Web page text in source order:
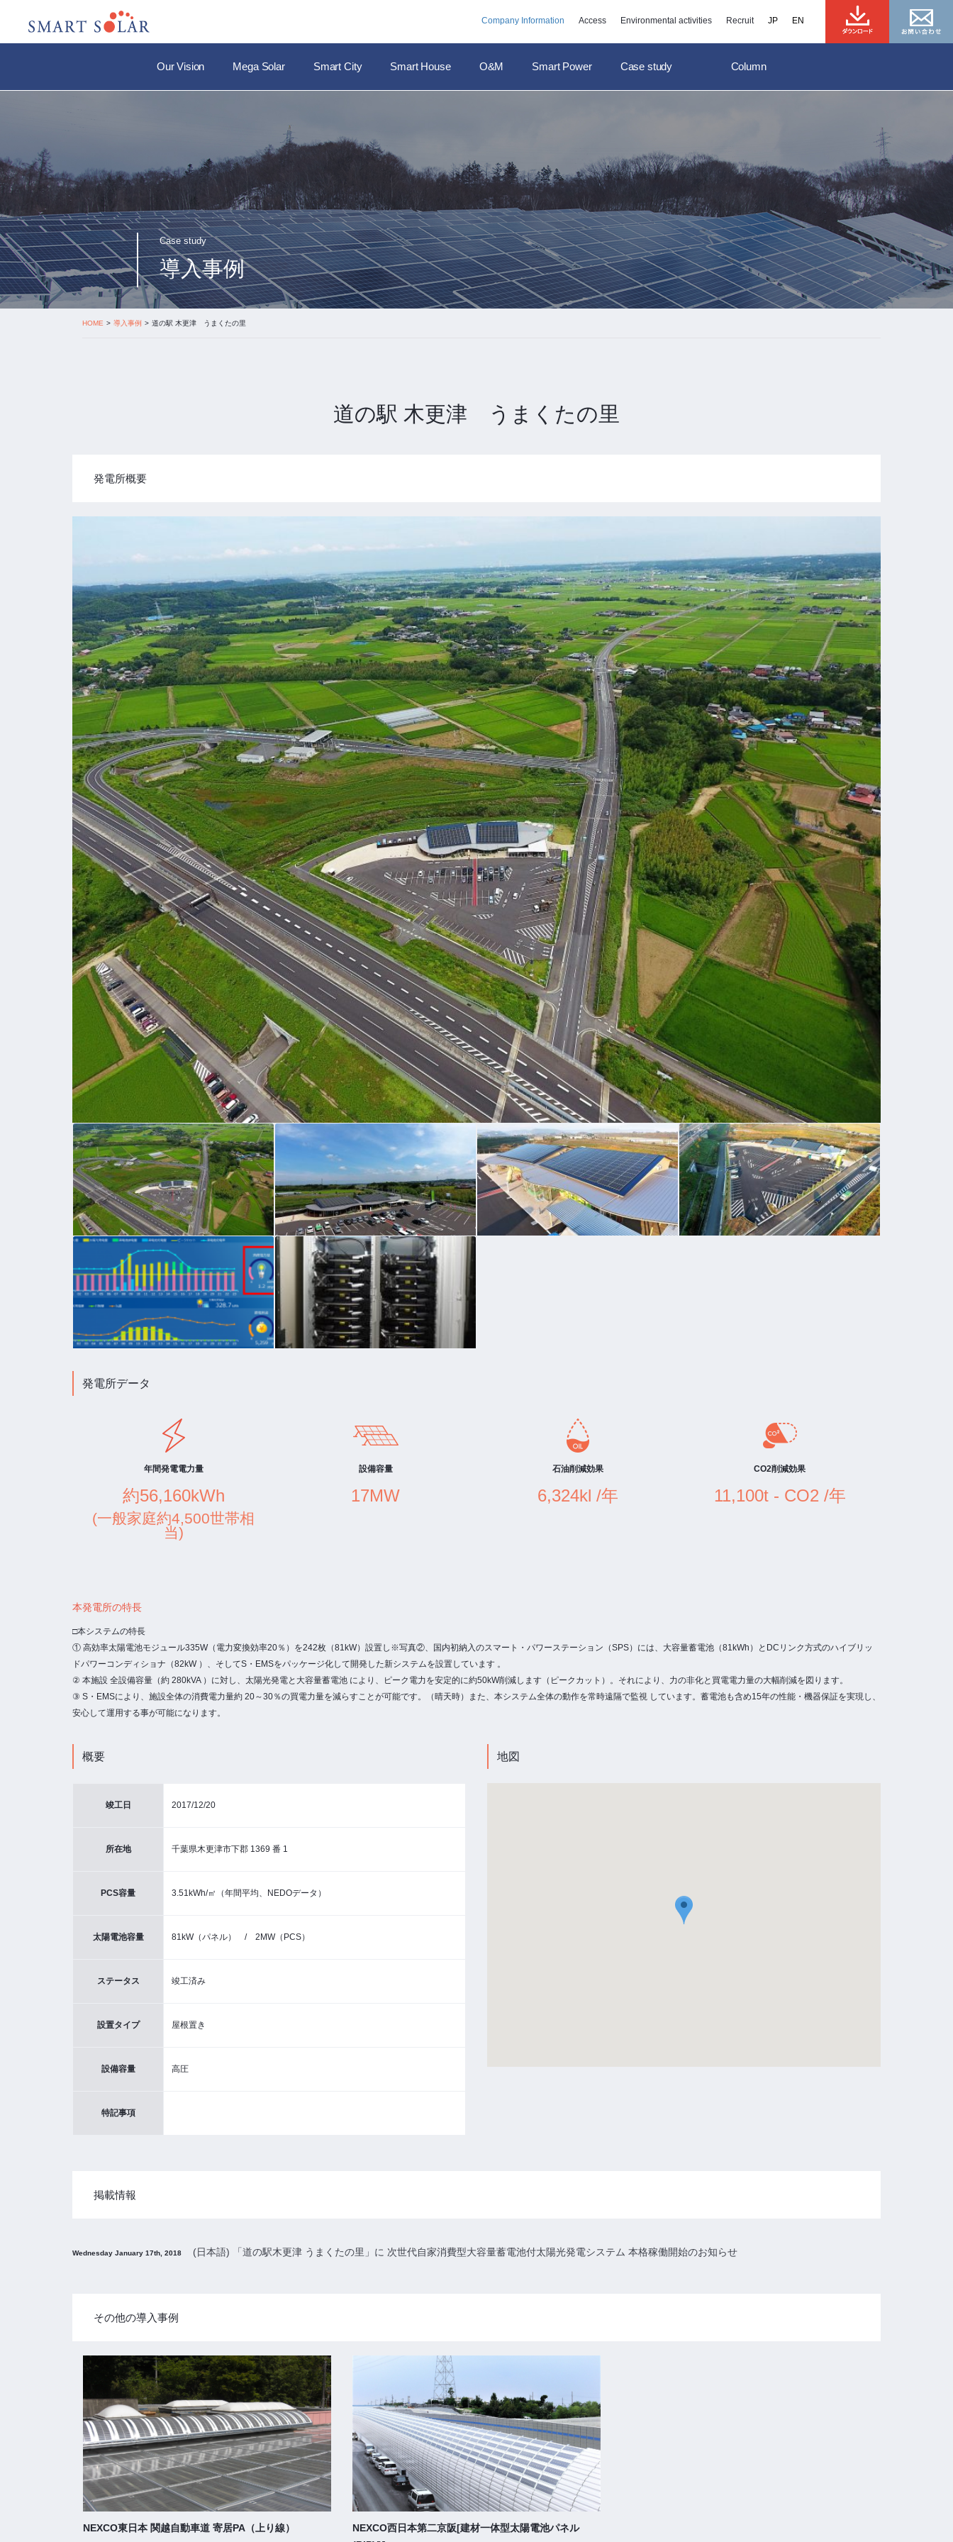
Our Vision Mega Solar Smart City Smart House O&M Smart Power Case study Column
Company Information Access Environmental activities Recruit
Case study
導入事例
HOME 導入事例 道の駅 木更津 うまくたの里
道の駅 木更津 うまくたの里
発電所概要
発電所データ
年間発電電力量
約56,160kWh
(一般家庭約4,500世帯相
当)
設備容量
17MW
石油削減効果
6,324kl /年
CO2削減効果
11,100t - CO2 /年
本発電所の特長
□本システムの特長
① 高効率太陽電池モジュール335W（電力変換効率20％）を242枚（81kW）設置し※写真②、国内初納入のスマート・パワーステーション（SPS）には、大容量蓄電池（81kWh）とDCリンク方式のハイブリッ
ドパワーコンディショナ（82kW ）、そしてS・EMSをパッケージ化して開発した新システムを設置しています 。
② 本施設 全設備容量（約 280kVA ）に対し、太陽光発電と大容量蓄電池 により、ピーク電力を安定的に約50kW削減します（ピークカット）。それにより、力の非化と買電電力量の大幅削減を図ります。
③ S・EMSにより、施設全体の消費電力量約 20～30％の買電力量を減らすことが可能です。（晴天時）また、本システム全体の動作を常時遠隔で監視 しています。蓄電池も含め15年の性能・機器保証を実現し、
安心して運用する事が可能になります。
概要
竣工日 2017/12/20
所在地 千葉県木更津市下郡 1369 番 1
PCS容量 3.51kWh/㎡（年間平均、NEDOデータ）
太陽電池容量 81kW（パネル） / 2MW（PCS）
ステータス 竣工済み
設置タイプ 屋根置き
設備容量 高圧
特記事項
地図
掲載情報
Wednesday January 17th, 2018 (日本語) 「道の駅木更津 うまくたの里」に 次世代自家消費型大容量蓄電池付太陽光発電システム 本格稼働開始のお知らせ
その他の導入事例
NEXCO東日本 関越自動車道 寄居PA（上り線）
NEXCO西日本第二京阪[建材一体型太陽電池パネル